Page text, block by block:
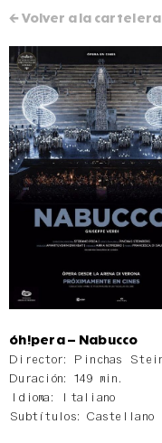
← Volver a la cartelera
óh!pera – Nabucco
Director: Pinchas
Duración: 149 min.
Idioma: Italiano
Subtítulos: Castellano